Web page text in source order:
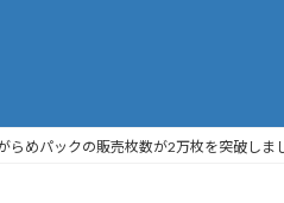
らめパックの販売枚数が2万枚を突破しま